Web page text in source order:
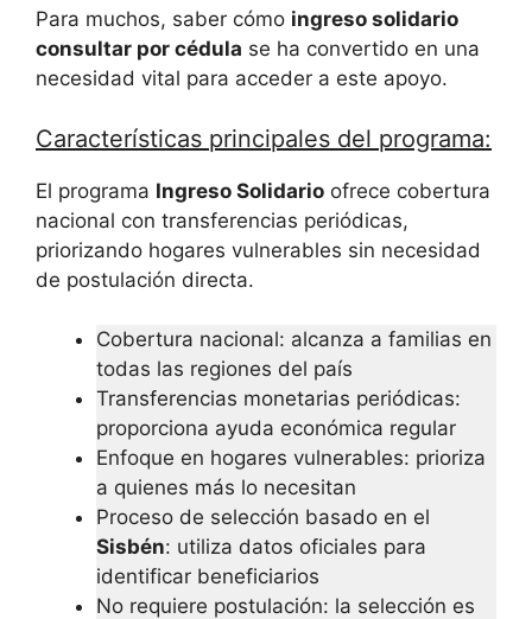
Para muchos, saber cómo ingreso solidario
consultar por cédula se ha convertido en una
necesidad vital para acceder a este apoyo.
Características principales del programa:
El programa Ingreso Solidario ofrece cobertura
nacional con transferencias periódicas,
priorizando hogares vulnerables sin necesidad
de postulación directa.
Cobertura nacional: alcanza a familias en
todas las regiones del país
Transferencias monetarias periódicas:
proporciona ayuda económica regular
Enfoque en hogares vulnerables: prioriza
a quienes más lo necesitan
Proceso de selección basado en el
Sisbén: utiliza datos oficiales para
identificar beneficiarios
No requiere postulación: la selección es